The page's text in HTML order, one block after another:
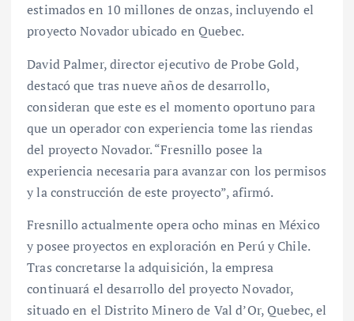
estimados en 10 millones de onzas, incluyendo el
proyecto Novador ubicado en Quebec.
David Palmer, director ejecutivo de Probe Gold,
destacó que tras nueve años de desarrollo,
consideran que este es el momento oportuno para
que un operador con experiencia tome las riendas
del proyecto Novador. “Fresnillo posee la
experiencia necesaria para avanzar con los permisos
y la construcción de este proyecto”, afirmó.
Fresnillo actualmente opera ocho minas en México
y posee proyectos en exploración en Perú y Chile.
Tras concretarse la adquisición, la empresa
continuará el desarrollo del proyecto Novador,
situado en el Distrito Minero de Val d’Or, Quebec, el